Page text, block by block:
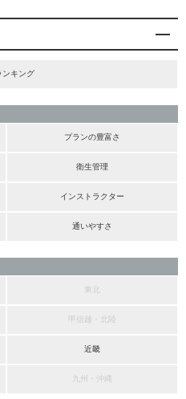
ンキング
プランの豊富さ
衛生管理
インストラクター
通いやすさ
東北
甲信越・北陸
近畿
九州・沖縄